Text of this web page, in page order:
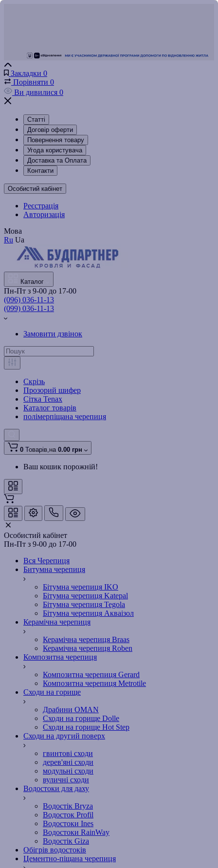
Закладки 0
Порівняти 0
Ви дивилися 0
Статті
Договір оферти
Повернення товару
Угода користувача
Доставка та Оплата
Контакти
Особистий кабінет
Реєстрація
Авторизація
Мова
Ru Ua
Каталог
Пн-Пт з 9-00 до 17-00
(096) 036-11-13
(099) 036-11-13
Замовити дзвінок
Скрізь
Прозорий шифер
Сітка Tenax
Каталог товарів
полімерпіщана черепиця
0 Товарів,на 0.00 грн
Ваш кошик порожній!
Особистий кабінет
Пн-Пт з 9-00 до 17-00
Вся Черепиця
Битумна черепиця
Бітумна черепиця IKO
Бітумна черепиця Katepal
Бітумна черепиця Tegola
Бітумна черепиця Акваізол
Керамічна черепиця
Керамічна черепиця Braas
Керамічна черепиця Roben
Композитна черепиця
Композитна черепиця Gerard
Композитна черепиця Metrotile
Сходи на горище
Драбини OMAN
Сходи на горище Dolle
Сходи на горище Hot Step
Сходи на другий поверх
гвинтові сходи
дерев'яні сходи
модульні сходи
вуличні сходи
Водостоки для даху
Водостік Bryza
Водосток Profil
Водостоки Ines
Водостоки RainWay
Водостік Giza
Обігрів водостоків
Цементно-піщана черепиця